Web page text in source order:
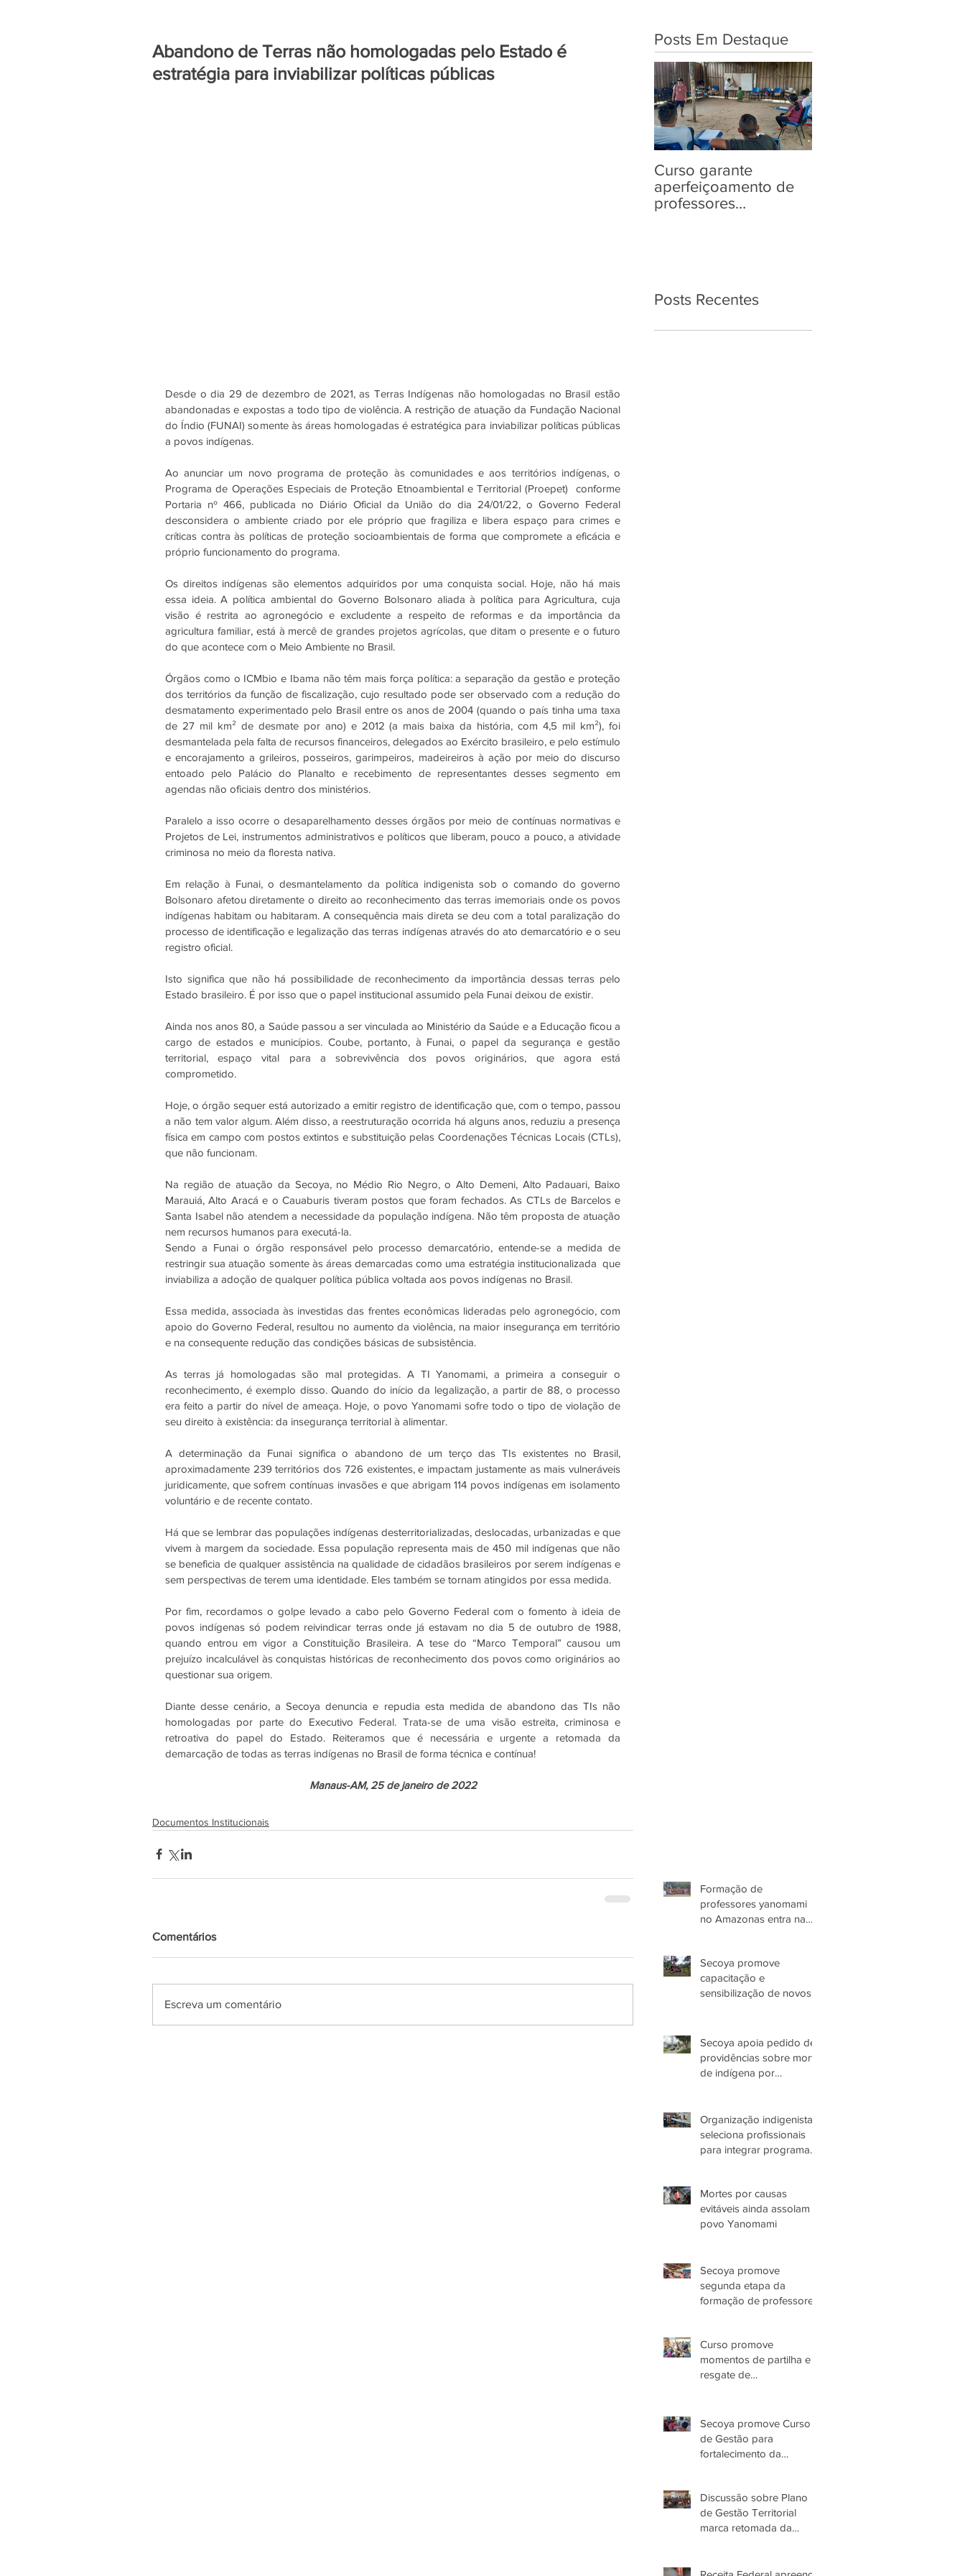
Abandono de Terras não homologadas pelo Estado é
estratégia para inviabilizar políticas públicas
Desde o dia 29 de dezembro de 2021, as Terras Indígenas não homologadas no Brasil estão
abandonadas e expostas a todo tipo de violência. A restrição de atuação da Fundação Nacional
do Índio (FUNAI) somente às áreas homologadas é estratégica para inviabilizar políticas públicas
a povos indígenas.
Ao anunciar um novo programa de proteção às comunidades e aos territórios indígenas, o
Portaria nº 466, publicada no Diário Oficial da União do dia 24/01/22, o Governo Federal
desconsidera o ambiente criado por ele próprio que fragiliza e libera espaço para crimes e
críticas contra às políticas de proteção socioambientais de forma que compromete a eficácia e
próprio funcionamento do programa.
Os direitos indígenas são elementos adquiridos por uma conquista social. Hoje, não há mais
essa ideia. A política ambiental do Governo Bolsonaro aliada à política para Agricultura, cuja
visão é restrita ao agronegócio e excludente a respeito de reformas e da importância da
agricultura familiar, está à mercê de grandes projetos agrícolas, que ditam o presente e o futuro
do que acontece com o Meio Ambiente no Brasil.
Órgãos como o ICMbio e Ibama não têm mais força política: a separação da gestão e proteção
dos territórios da função de fiscalização, cujo resultado pode ser observado com a redução do
desmatamento experimentado pelo Brasil entre os anos de 2004 (quando o país tinha uma taxa
de 27 mil km² de desmate por ano) e 2012 (a mais baixa da história, com 4,5 mil km²), foi
desmantelada pela falta de recursos financeiros, delegados ao Exército brasileiro, e pelo estímulo
e encorajamento a grileiros, posseiros, garimpeiros, madeireiros à ação por meio do discurso
entoado pelo Palácio do Planalto e recebimento de representantes desses segmento em
agendas não oficiais dentro dos ministérios.
Paralelo a isso ocorre o desaparelhamento desses órgãos por meio de contínuas normativas e
Projetos de Lei, instrumentos administrativos e políticos que liberam, pouco a pouco, a atividade
criminosa no meio da floresta nativa.
Em relação à Funai, o desmantelamento da política indigenista sob o comando do governo
Bolsonaro afetou diretamente o direito ao reconhecimento das terras imemoriais onde os povos
indígenas habitam ou habitaram. A consequência mais direta se deu com a total paralização do
processo de identificação e legalização das terras indígenas através do ato demarcatório e o seu
registro oficial.
Isto significa que não há possibilidade de reconhecimento da importância dessas terras pelo
Estado brasileiro. É por isso que o papel institucional assumido pela Funai deixou de existir.
Ainda nos anos 80, a Saúde passou a ser vinculada ao Ministério da Saúde e a Educação ficou a
cargo de estados e municípios. Coube, portanto, à Funai, o papel da segurança e gestão
territorial, espaço vital para a sobrevivência dos povos originários, que agora está
comprometido.
Hoje, o órgão sequer está autorizado a emitir registro de identificação que, com o tempo, passou
a não tem valor algum. Além disso, a reestruturação ocorrida há alguns anos, reduziu a presença
física em campo com postos extintos e substituição pelas Coordenações Técnicas Locais (CTLs),
que não funcionam.
Na região de atuação da Secoya, no Médio Rio Negro, o Alto Demeni, Alto Padauari, Baixo
Marauiá, Alto Aracá e o Cauaburis tiveram postos que foram fechados. As CTLs de Barcelos e
Santa Isabel não atendem a necessidade da população indígena. Não têm proposta de atuação
nem recursos humanos para executá-la.
Sendo a Funai o órgão responsável pelo processo demarcatório, entende-se a medida de
restringir sua atuação somente às áreas demarcadas como uma estratégia institucionalizada  que
inviabiliza a adoção de qualquer política pública voltada aos povos indígenas no Brasil.
Essa medida, associada às investidas das frentes econômicas lideradas pelo agronegócio, com
apoio do Governo Federal, resultou no aumento da violência, na maior insegurança em território
e na consequente redução das condições básicas de subsistência.
As terras já homologadas são mal protegidas. A TI Yanomami, a primeira a conseguir o
reconhecimento, é exemplo disso. Quando do início da legalização, a partir de 88, o processo
era feito a partir do nível de ameaça. Hoje, o povo Yanomami sofre todo o tipo de violação de
seu direito à existência: da insegurança territorial à alimentar.
A determinação da Funai significa o abandono de um terço das TIs existentes no Brasil,
aproximadamente 239 territórios dos 726 existentes, e impactam justamente as mais vulneráveis
juridicamente, que sofrem contínuas invasões e que abrigam 114 povos indígenas em isolamento
voluntário e de recente contato.
Há que se lembrar das populações indígenas desterritorializadas, deslocadas, urbanizadas e que
vivem à margem da sociedade. Essa população representa mais de 450 mil indígenas que não
se beneficia de qualquer assistência na qualidade de cidadãos brasileiros por serem indígenas e
sem perspectivas de terem uma identidade. Eles também se tornam atingidos por essa medida.
Por fim, recordamos o golpe levado a cabo pelo Governo Federal com o fomento à ideia de
povos indígenas só podem reivindicar terras onde já estavam no dia 5 de outubro de 1988,
quando entrou em vigor a Constituição Brasileira. A tese do “Marco Temporal” causou um
prejuízo incalculável às conquistas históricas de reconhecimento dos povos como originários ao
questionar sua origem.
Diante desse cenário, a Secoya denuncia e repudia esta medida de abandono das TIs não
homologadas por parte do Executivo Federal. Trata-se de uma visão estreita, criminosa e
retroativa do papel do Estado. Reiteramos que é necessária e urgente a retomada da
demarcação de todas as terras indígenas no Brasil de forma técnica e contínua!
Manaus-AM, 25 de janeiro de 2022
Documentos Institucionais
Comentários
Escreva um comentário
Posts Em Destaque
Curso garante
aperfeiçoamento de
professores
Posts Recentes
Formação de
professores yanomami
no Amazonas entra na
Secoya promove
capacitação e
sensibilização de novos
Secoya apoia pedido de
providências sobre morte
de indígena por
Organização indigenista
seleciona profissionais
para integrar programas
Mortes por causas
evitáveis ainda assolam
povo Yanomami
Secoya promove
segunda etapa da
formação de professores
Curso promove
momentos de partilha e
resgate de
Yanomami
Secoya promove Curso
de Gestão para
fortalecimento da
Discussão sobre Plano
de Gestão Territorial
marca retomada da